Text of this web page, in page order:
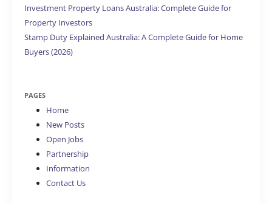
Investment Property Loans Australia: Complete Guide for
Property Investors
Stamp Duty Explained Australia: A Complete Guide for Home
Buyers (2026)
PAGES
Home
New Posts
Open Jobs
Partnership
Information
Contact Us